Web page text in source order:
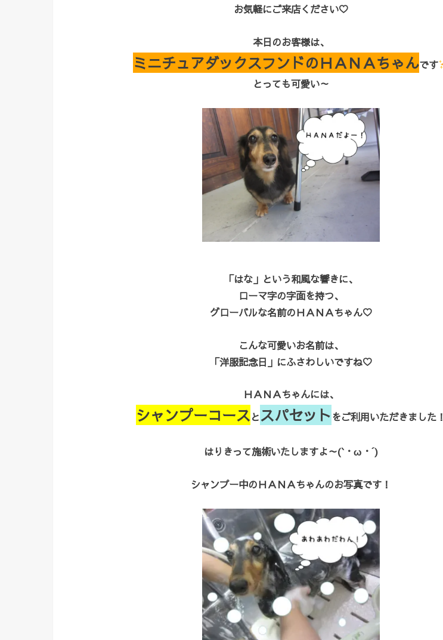
お気軽にご来店ください♡
本日のお客様は、
ミニチュアダックスフンドのＨＡＮＡちゃんです
とっても可愛い～
「はな」という和風な響きに、
ローマ字の字面を持つ、
グローバルな名前のＨＡＮＡちゃん♡
こんな可愛いお名前は、
「洋服記念日」にふさわしいですね♡
ＨＡＮＡちゃんには、
シャンプーコースとスパセットをご利用いただきました！
はりきって施術いたしますよ～(`・ω・´)
シャンプー中のＨＡＮＡちゃんのお写真です！